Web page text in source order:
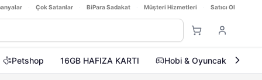
Çok Satanlar BiPara Sadakat Müşteri Hizmetleri Satıcı Ol
Petshop 16GB HAFIZA KARTI Hobi & Oyuncak